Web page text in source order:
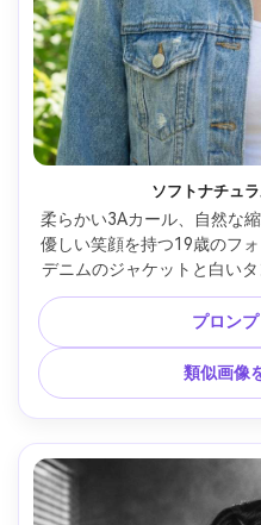
ソフトナチュ
柔らかい3Aカール、自然な
優しい笑顔を持つ19歳のフ
デニムのジャケットと白い
がる屋外公園。明るいオ
A6400、56mm f/1.4;胸を上
フレッシュなカラーグレー
感、シャー
プロン
類似画像